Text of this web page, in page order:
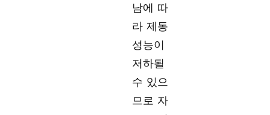
남에 따
라 제동
성능이
저하될
수 있으
므로 자